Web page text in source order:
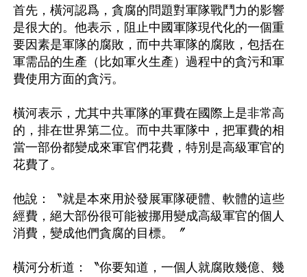
首先，橫河認爲，貪腐的問題對軍隊戰鬥力的影響
是很大的。他表示，阻止中國軍隊現代化的一個重
要因素是軍隊的腐敗，而中共軍隊的腐敗，包括在
軍需品的生產（比如軍火生產）過程中的貪污和軍
費使用方面的貪污。
橫河表示，尤其中共軍隊的軍費在國際上是非常高
的，排在世界第二位。而中共軍隊中，把軍費的相
當一部份都變成來軍官們花費，特別是高級軍官的
花費了。
他說：〝就是本來用於發展軍隊硬體、軟體的這些
經費，絕大部份很可能被挪用變成高級軍官的個人
消費，變成他們貪腐的目標。〞
橫河分析道：〝你要知道，一個人就腐敗幾億、幾